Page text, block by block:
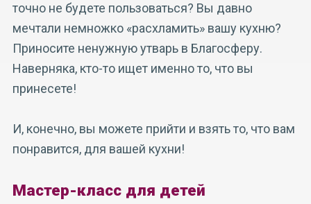
точно не будете пользоваться? Вы давно
мечтали немножко «расхламить» вашу кухню?
Приносите ненужную утварь в Благосферу.
Наверняка, кто-то ищет именно то, что вы
принесете!
И, конечно, вы можете прийти и взять то, что вам
понравится, для вашей кухни!
Мастер-класс для детей